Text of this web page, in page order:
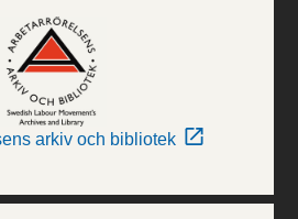
arkiv och bibliotek